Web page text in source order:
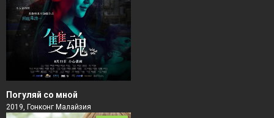
Погуляй со мной
2019, Гонконг Малайзия